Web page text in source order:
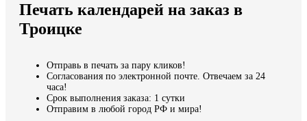
Мы доставляем по всему миру
Продолжить без города
Печать календарей на заказ в
Троицке
Отправь в печать за пару кликов!
Согласования по электронной почте. Отвечаем за 24
часа!
Срок выполнения заказа: 1 сутки
Отправим в любой город РФ и мира!